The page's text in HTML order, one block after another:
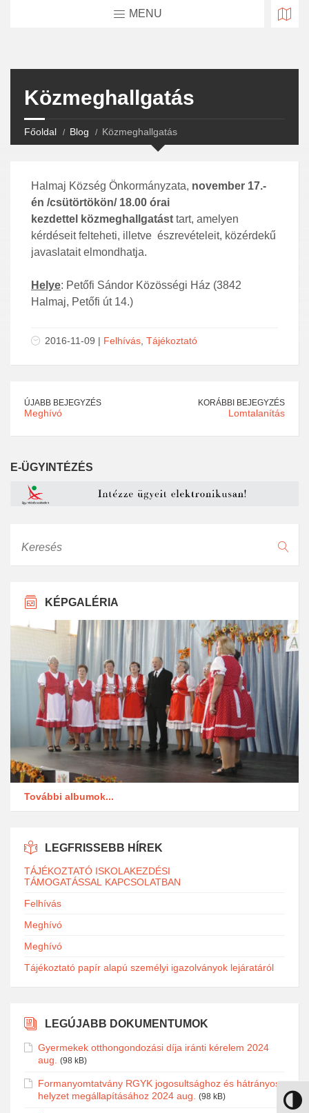
Nagy
MENU
Közmeghallgatás
Főoldal Blog Közmeghallgatás
Halmaj Község Önkormányzata, november 17.-
én /csütörtökön/ 18.00 órai
kezdettel
közmeghallgatást tart, amelyen
kérdéseit felteheti, illetve észrevételeit, közérdekű
javaslatait elmondhatja.
Helye: Petőfi Sándor Közösségi Ház (3842
Halmaj, Petőfi út 14.)
2016-11-09 | Felhívás Tájékoztató
ÚJABB BEJEGYZÉS
Meghívó
KORÁBBI BEJEGYZÉS
Lomtalanítás
E-ÜGYINTÉZÉS
KÉPGALÉRIA
További albumok...
LEGFRISSEBB HÍREK
TÁJÉKOZTATÓ ISKOLAKEZDÉSI
TÁMOGATÁSSAL KAPCSOLATBAN
Felhívás
Meghívó
Meghívó
Tájékoztató papír alapú személyi igazolványok lejáratáról
LEGÚJABB DOKUMENTUMOK
Gyermekek otthongondozási díja iránti kérelem 2024
aug.
(98 kB)
Formanyomtatvány RGYK jogosultsághoz és hátrányos
helyzet megállapításához 2024 aug.
(98 kB)